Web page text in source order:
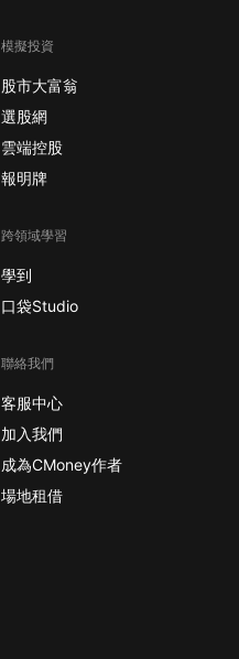
模擬投資
股市大富翁
選股網
雲端控股
報明牌
跨領域學習
學到
口袋Studio
聯絡我們
客服中心
加入我們
成為CMoney作者
場地租借